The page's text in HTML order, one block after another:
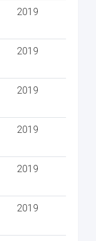
2019
2019
2019
2019
2019
2019